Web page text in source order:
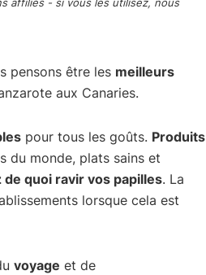
affiliés - si vous les utilisez, nous
pensons être les meilleurs
aux Canaries.
pour tous les goûts. Produits
du monde, plats sains et
quoi ravir vos papilles. La
lorsque cela est
voyage et de